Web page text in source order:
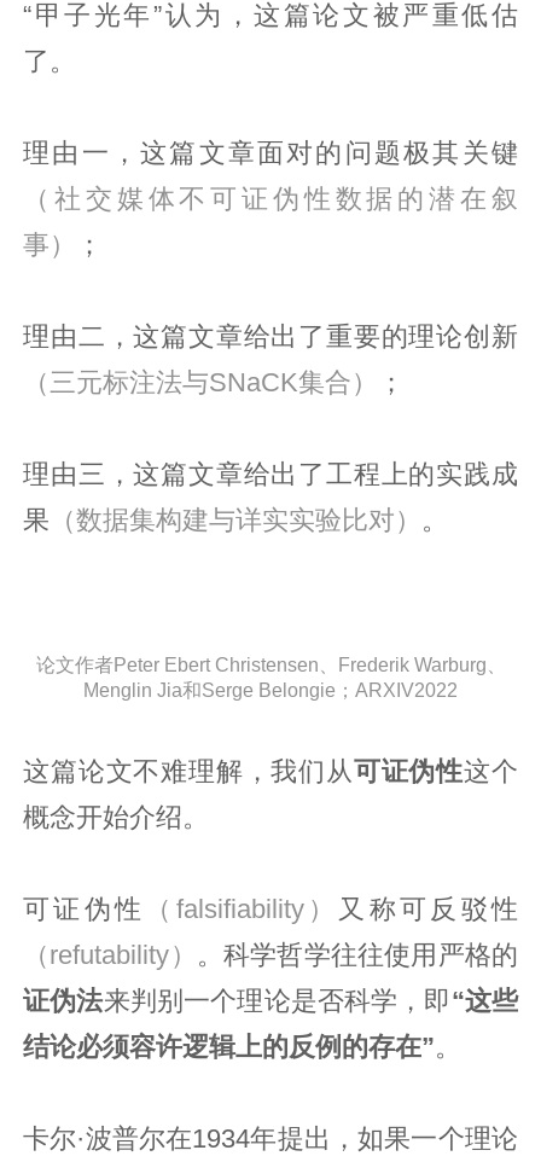
“甲子光年”认为，这篇论文被严重低估
了。
理由一，这篇文章面对的问题极其关键
（社交媒体不可证伪性数据的潜在叙
事）
；
理由二，这篇文章给出了重要的理论创新
（三元标注法与SNaCK集合）
；
理由三，这篇文章给出了工程上的实践成
果 （数据集构建与详实实验比对） 。
论文作者Peter Ebert Christensen、Frederik Warburg、
Menglin Jia和Serge Belongie；ARXIV2022
这篇论文不难理解，我们从可证伪性这个
概念开始介绍。
可证伪性 （falsifiability）
又称可反驳性
（refutability） 。科学哲学往往使用严格的
证伪法来判别一个理论是否科学，即 “这些
结论必须容许逻辑上的反例的存在”。
卡尔·波普尔在1934年提出，如果一个理论